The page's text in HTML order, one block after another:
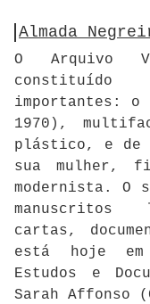
Almada
O Arquivo
importantes: o
1970),
plástico, e de
sua mulher,
modernista. O
cartas,
está hoje
Estudos e
Sarah Affonso